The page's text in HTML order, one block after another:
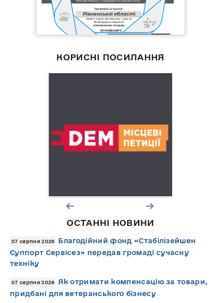
КОРИСНІ ПОСИЛАННЯ
ОСТАННІ НОВИНИ
07 серпня 2026
Благодійний фонд «Стабілізейшен
Суппорт Сервісез» передав громаді сучасну
техніку
07 серпня 2026
Як отримати компенсацію за товари,
придбані для ветеранського бізнесу